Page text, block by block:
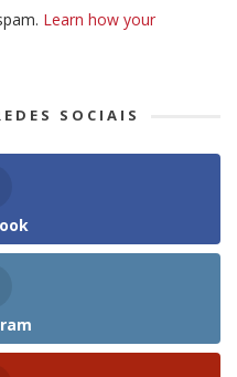
Learn how your
SOCIAIS